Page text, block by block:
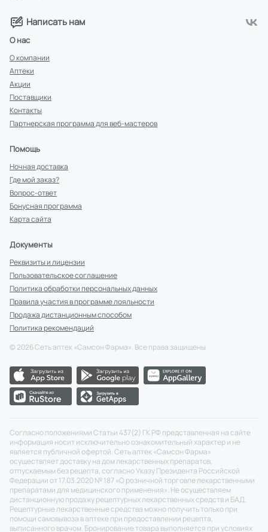
Написать нам
О нас
О компании
Аптеки
Акции
Поставщики
Контакты
Партнерская программа для веб-мастеров
Помощь
Ночная доставка
Где мой заказ?
Вопрос-ответ
Бонусная программа
Карта сайта
Документы
Реквизиты и лицензии
Пользовательское соглашение
Политика обработки персональных данных
Правила участия в программе лояльности
Продажа дистанционным способом
Политика рекомендаций
© 2026Сеть аптек «Самсон Фарма». Все права защищены
Согласно положениями Статьи 437(2) ГК РФ представленная на сайте
информация носит исключительно ознакомительный характер и не
является публичной офертой. Сеть аптек «Самсон Фарма»
осуществляет доставку на дом лекарственных препаратов,
отпускаемым без рецепта, согласно Указу Президента Российской
Федерации от 17.03.2020 № 187 «О розничной торговле лекарственными
препаратами для медицинского применения». Не осуществляем
дистанционную продажу рецептурных лекарственных средств и БАД.
Рецептурные лекарственные средства можно получить только при
помощи самовывоза в аптеке при предоставлении рецепта,
выписанного врачом. Бронирование товара выполняется при условиях